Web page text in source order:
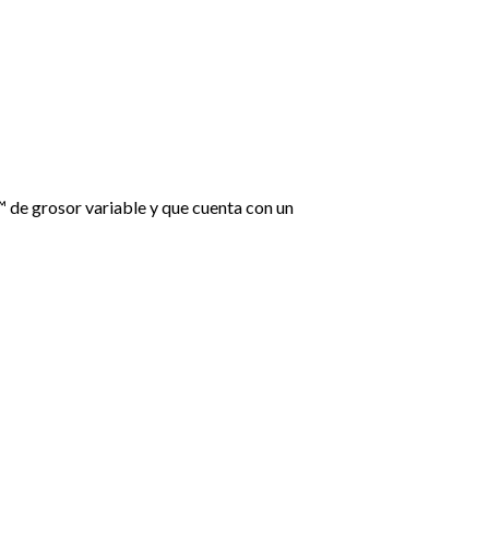
grosor variable y que cuenta con un